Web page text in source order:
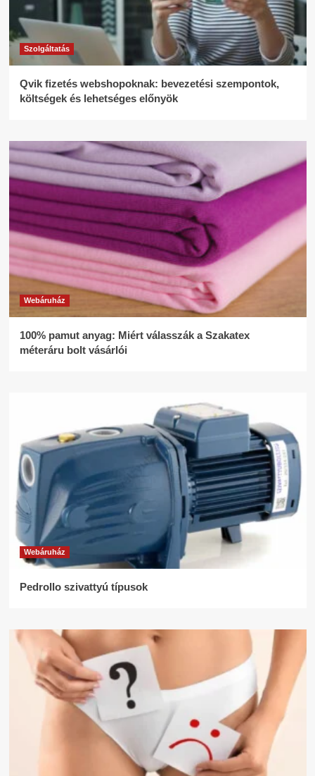
Szolgáltatás
Qvik fizetés webshopoknak: bevezetési szempontok,
költségek és lehetséges előnyök
Webáruház
100% pamut anyag: Miért válasszák a Szakatex
méteráru bolt vásárlói
Webáruház
Pedrollo szivattyú típusok